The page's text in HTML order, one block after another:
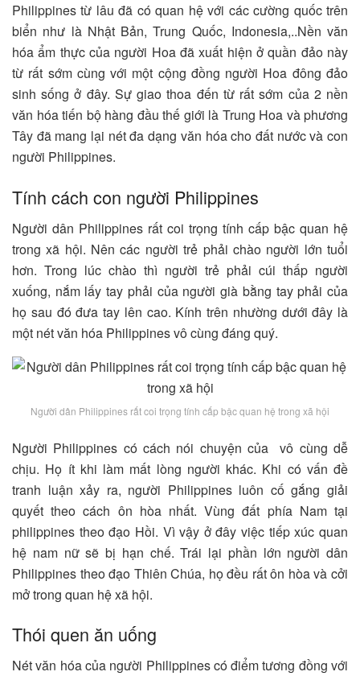
Philippines từ lâu đã có quan hệ với các cường quốc trên
biển như là Nhật Bản, Trung Quốc, Indonesia,..Nền văn
hóa ẩm thực của người Hoa đã xuất hiện ở quần đảo này
từ rất sớm cùng với một cộng đồng người Hoa đông đảo
sinh sống ở đây. Sự giao thoa đến từ rất sớm của 2 nền
văn hóa tiến bộ hàng đầu thế giới là Trung Hoa và phương
Tây đã mang lại nét đa dạng văn hóa cho đất nước và con
người Philippines.
Tính cách con người Philippines
Người dân Philippines rất coi trọng tính cấp bậc quan hệ
trong xã hội. Nên các người trẻ phải chào người lớn tuổi
hơn. Trong lúc chào thì người trẻ phải cúi thấp người
xuống, nắm lấy tay phải của người già bằng tay phải của
họ sau đó đưa tay lên cao. Kính trên nhường dưới đây là
một nét văn hóa Philippines vô cùng đáng quý.
Người dân Philippines rất coi trọng tính cấp bậc quan hệ trong xã hội
Người Philippines có cách nói chuyện của vô cùng dễ
chịu. Họ ít khi làm mất lòng người khác. Khi có vấn đề
tranh luận xảy ra, người Philippines luôn cố gắng giải
quyết theo cách ôn hòa nhất. Vùng đất phía Nam tại
philippines theo đạo Hồi. Vì vậy ở đây việc tiếp xúc quan
hệ nam nữ sẽ bị hạn chế. Trái lại phần lớn người dân
Philippines theo đạo Thiên Chúa, họ đều rất ôn hòa và cởi
mở trong quan hệ xã hội.
Thói quen ăn uống
Nét văn hóa của người Philippines có điểm tương đồng với